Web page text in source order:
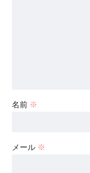
名前 ※
メール ※